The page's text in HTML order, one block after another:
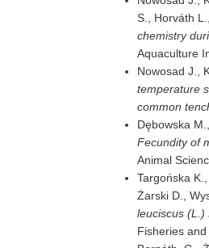
S., Horváth
chemistry
Aquaculture
Nowosad J.,
temperature
common
Dębowska
Fecundity of
Animal
Targońska
Żarski D.,
leuciscus (L.)
Fisheries